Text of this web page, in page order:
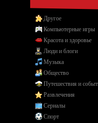
Другое
Компьютерные игры
Красота и здоровье
Люди и блоги
Музыка
Общество
Путешествия и
Развлечения
Сериалы
Спорт